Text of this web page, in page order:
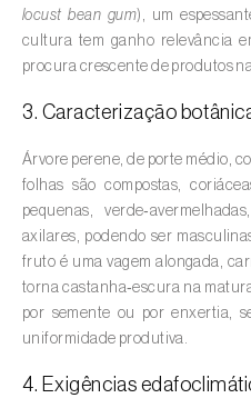
Anona (Annona spp.)
Áreas não cultivadas (
Aromáticas,
Artemisia, Foeniculum,
Melissa, Pimpinella,
Arroz (Oryza spp.)
Aveia ( Avena sativa)
Aveleira (Corylus
Azinheira ( Quercus
locust bean gum), um
cultura tem ganho relevância
procura crescente de produtos
3. Caracterização
Árvore perene, de porte médio,
folhas são compostas,
pequenas,
axilares, podendo ser
fruto é uma vagem alongada,
torna castanha‑escura na
por semente ou por enxertia,
uniformidade produtiva.
4. Exigências